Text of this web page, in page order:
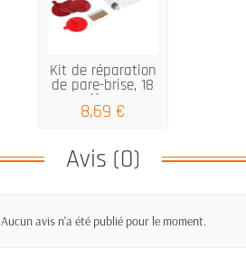
Kit de réparation
de pare-brise, 18
pièces.
8,69 €
Avis (0)
Aucun avis n'a été publié pour le moment.